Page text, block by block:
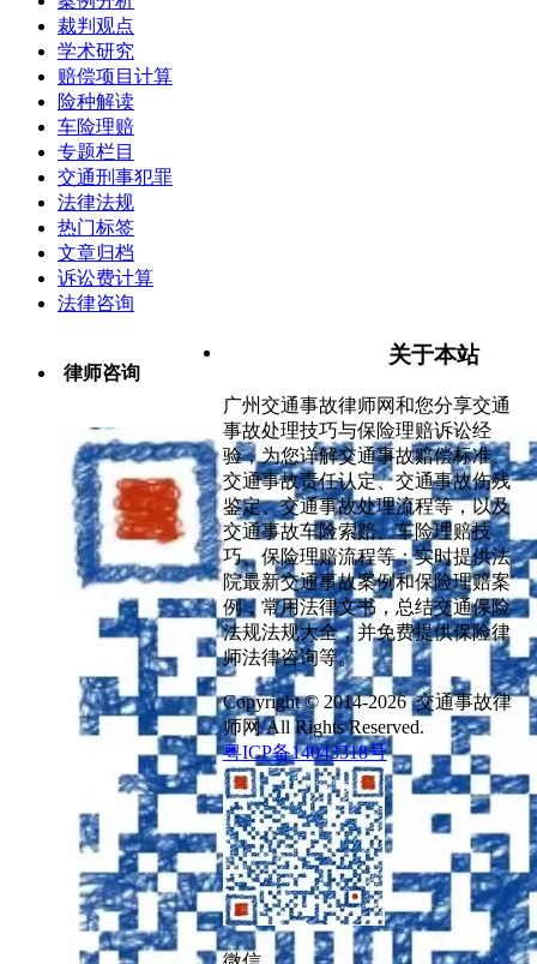
裁判观点
学术研究
赔偿项目计算
险种解读
车险理赔
专题栏目
交通刑事犯罪
法律法规
热门标签
文章归档
诉讼费计算
法律咨询
律师咨询
关于本站
广州交通事故律师网和您分享交通
事故处理技巧与保险理赔诉讼经
验，为您详解交通事故赔偿标准、
交通事故责任认定、交通事故伤残
鉴定、交通事故处理流程等，以及
交通事故车险索赔、车险理赔技
巧、保险理赔流程等；实时提供法
院最新交通事故案例和保险理赔案
例，常用法律文书，总结交通保险
法规法规大全，并免费提供保险律
师法律咨询等。
Copyright © 2014-2026 交通事故律
师网 All Rights Reserved.
粤ICP备14043318号